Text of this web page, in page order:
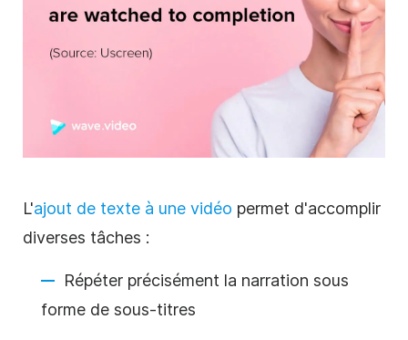
L'ajout de texte à une vidéo permet d'accomplir
diverses tâches :
Répéter précisément la narration sous
forme de sous-titres